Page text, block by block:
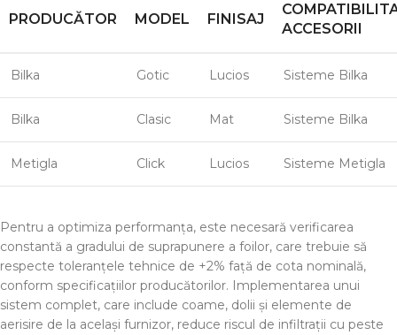
PRODUCĂTOR MODEL FINISAJ
ACCESORII
Bilka Gotic Lucios Sisteme Bilka
Bilka Clasic Mat Sisteme Bilka
Metigla Click Lucios Sisteme Metigla
Pentru a optimiza performanța, este necesară verificarea
constantă a gradului de suprapunere a foilor, care trebuie să
respecte toleranțele tehnice de +2% față de cota nominală,
conform specificațiilor producătorilor. Implementarea unui
sistem complet, care include coame, dolii și elemente de
aerisire de la același furnizor, reduce riscul de infiltrații cu peste